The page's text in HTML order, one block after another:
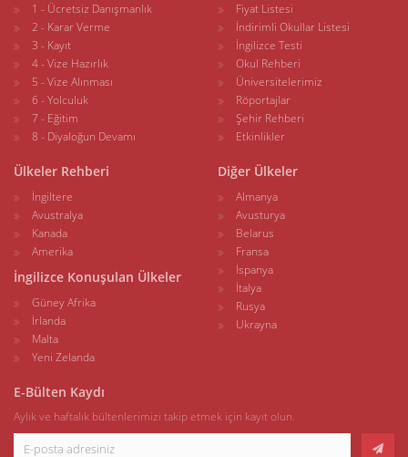
1 - Ücretsiz Danışmanlık
2 - Karar Verme
3 - Kayıt
4 - Vize Hazırlık
5 - Vize Alınması
6 - Yolculuk
7 - Eğitim
8 - Diyaloğun Devamı
Fiyat Listesi
İndirimli Okullar Listesi
İngilizce Testi
Okul Rehberi
Üniversitelerimiz
Röportajlar
Şehir Rehberi
Etkinlikler
Ülkeler Rehberi
İngiltere
Avustralya
Kanada
Amerika
İngilizce Konuşulan Ülkeler
Güney Afrika
İrlanda
Malta
Yeni Zelanda
Diğer Ülkeler
Almanya
Avusturya
Belarus
Fransa
İspanya
İtalya
Rusya
Ukrayna
E-Bülten Kaydı
Aylık ve haftalık bültenlerimizi takip etmek için kayıt olun.